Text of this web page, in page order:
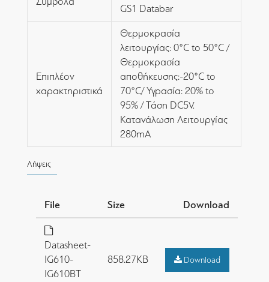
GS1 Databar
Επιπλέον
χαρακτηριστικά
Θερμοκρασία
λειτουργίας: 0°C to 50°C /
Θερμοκρασία
αποθήκευσης:-20°C to
70°C/ Υγρασία: 20% to
95% / Τάση DC5V.
Κατανάλωση Λειτουργίας
280mA
Λήψεις
File Size Download
Datasheet-
IG610-
IG610BT
858.27KB Download